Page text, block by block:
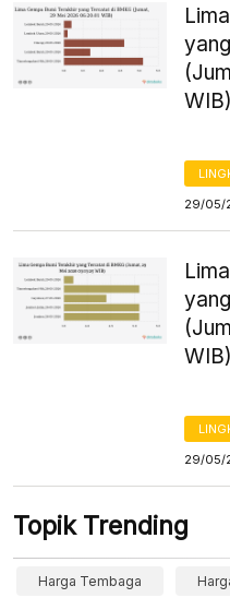
WIB)
29/05/
WIB)
29/05/
Topik Trending
Harga Tembaga